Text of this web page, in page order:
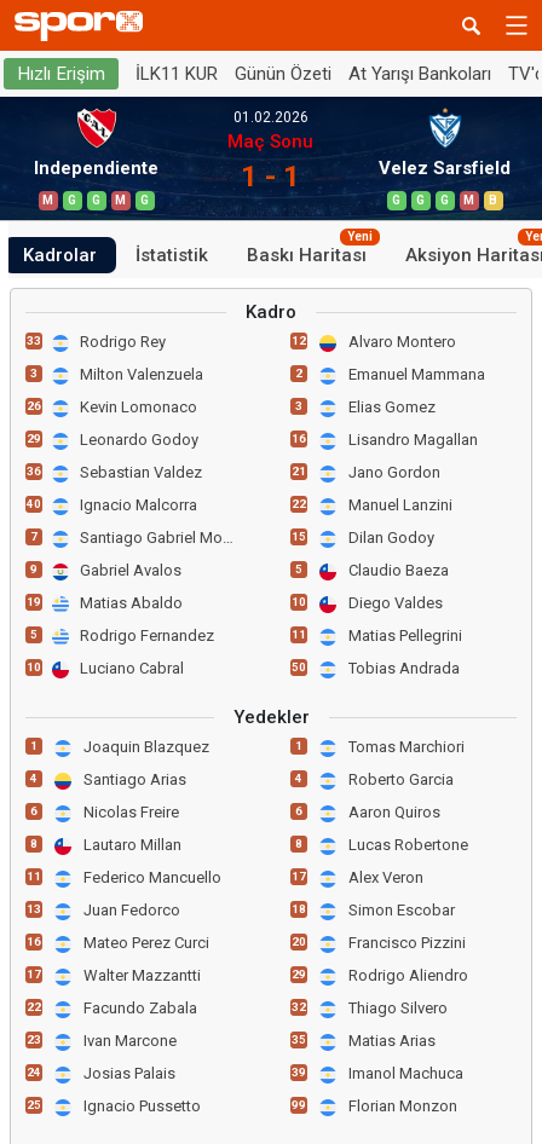
Hızlı Erişim İLK11 KUR Günün Özeti At Yarışı Bankoları
Independiente
M G G M G
01.02.2026
Maç Sonu
1 - 1 Velez Sarsfield
G G G M B
Kadrolar İstatistik Baskı Haritası
Yeni
Aksiyon
Kadro
33 Rodrigo Rey
3 Milton Valenzuela
26 Kevin Lomonaco
29 Leonardo Godoy
36 Sebastian Valdez
40 Ignacio Malcorra
7 Santiago Gabriel Montiel
9 Gabriel Avalos
19 Matias Abaldo
5 Rodrigo Fernandez
10 Luciano Cabral
12 Alvaro Montero
2 Emanuel Mammana
3 Elias Gomez
16 Lisandro Magallan
21 Jano Gordon
22 Manuel Lanzini
15 Dilan Godoy
5 Claudio Baeza
10 Diego Valdes
11 Matias Pellegrini
50 Tobias Andrada
Yedekler
1 Joaquin Blazquez
4 Santiago Arias
6 Nicolas Freire
8 Lautaro Millan
11 Federico Mancuello
13 Juan Fedorco
16 Mateo Perez Curci
17 Walter Mazzantti
22 Facundo Zabala
23 Ivan Marcone
24 Josias Palais
25 Ignacio Pussetto
1 Tomas Marchiori
4 Roberto Garcia
6 Aaron Quiros
8 Lucas Robertone
17 Alex Veron
18 Simon Escobar
20 Francisco Pizzini
29 Rodrigo Aliendro
32 Thiago Silvero
35 Matias Arias
39 Imanol Machuca
99 Florian Monzon